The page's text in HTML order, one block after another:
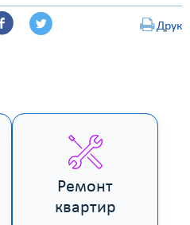
Друк
Ремонт
квартир